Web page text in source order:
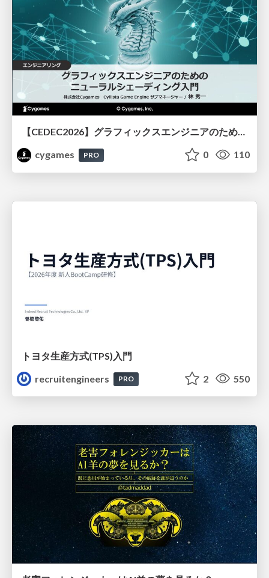
【CEDEC2026】グラフィックスエンジニアのためのニューラルシェーディング入門
cygames
PRO 0 110
トヨタ⽣産⽅式(TPS)⼊⾨
recruitengineers
PRO 2 550